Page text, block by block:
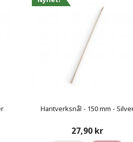
Hantverksnål - 150 mm -
27,90 kr